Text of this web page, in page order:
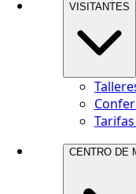
VISITANTES
CENTRO DE